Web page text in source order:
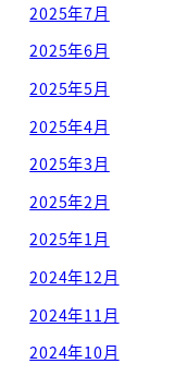
2025年7月
2025年6月
2025年5月
2025年4月
2025年3月
2025年2月
2025年1月
2024年12月
2024年11月
2024年10月